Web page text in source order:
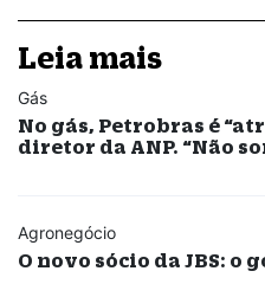
Leia mais
Gás
No gás, Petrobras é
diretor da ANP. “Não
Agronegócio
O novo sócio da JBS: o